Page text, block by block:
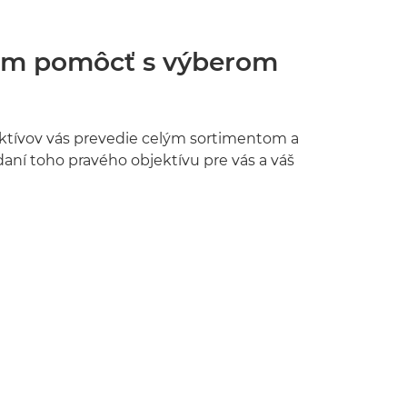
pomôcť s výberom
vás prevedie celým sortimentom a
toho pravého objektívu pre vás a váš